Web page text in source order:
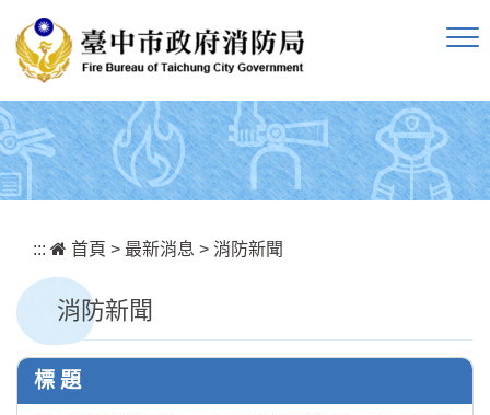
::: 首頁 > 最新消息 > 消防新聞
消防新聞
標 題